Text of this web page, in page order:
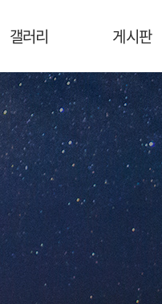
갤러리 게시판